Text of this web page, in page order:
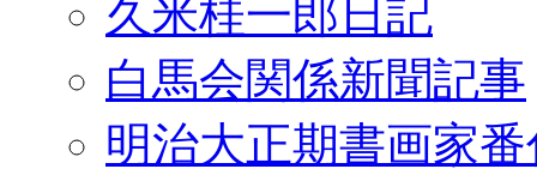
久米桂一郎日記
白馬会関係新聞記事
明治大正期書画家